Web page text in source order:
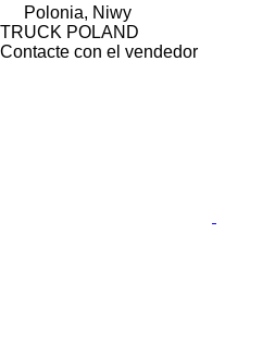
Polonia, Niwy
TRUCK POLAND
Contacte con el vendedor